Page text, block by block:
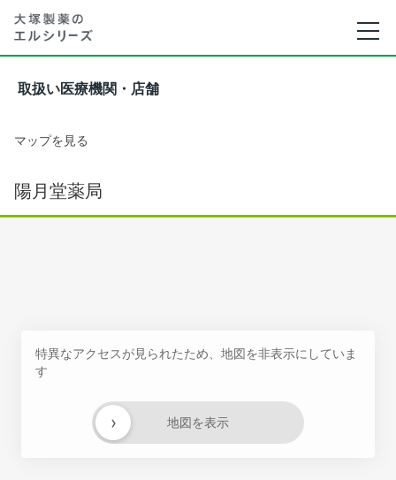
取扱い医療機関・店舗
マップを見る
陽月堂薬局
特異なアクセスが見られたため、地図を非表示にしていま
す
地図を表示
›